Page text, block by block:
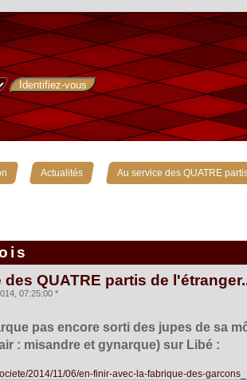
» Actualités » Au service des QUATRE
QUATRE partis de
07:25:00 *
pas encore sorti des jupes de sa
: misandre et gynarque) sur Libé :
2014/11/06/en-finir-avec-la-fabrique-des-